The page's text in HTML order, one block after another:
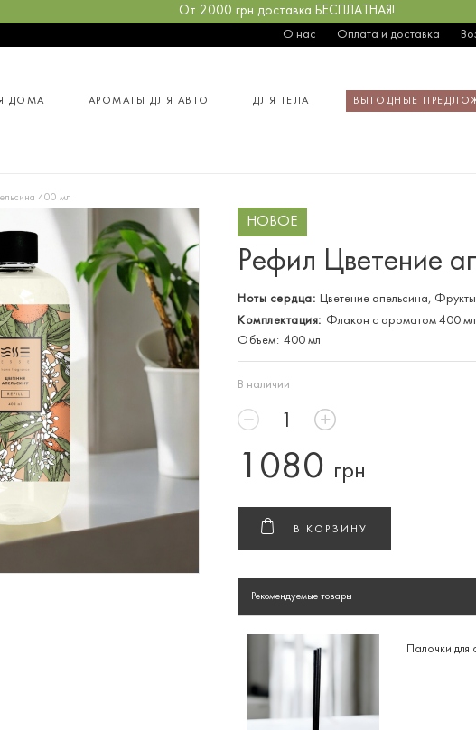
От 2000 грн доставка БЕСПЛАТНАЯ!
О нас Оплата и доставка
ДОМА АРОМАТЫ ДЛЯ АВТО ДЛЯ ТЕЛА ВЫГОДНЫЕ
400 мл
НОВОЕ
Рефил Цветение
Ноты сердца: Цветение апельсина,
Комплектация: Флакон с ароматом 400 мл
Объем: 400 мл
В наличии
1080 грн
В КОРЗИНУ
Рекомендуемые товары
Палочки